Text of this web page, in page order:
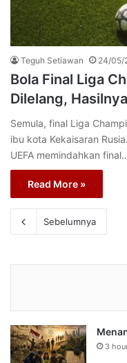
Teguh Setiawan 24/05/
Bola Final Liga
Dilelang,
Semula, final Liga
ibu kota Kekaisaran
UEFA memindahkan
Read More »
Sebelumnya
3